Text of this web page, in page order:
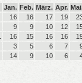
Jan. Feb. März. Apr.
16 16 17 19
9 9 10 12
16 15 16 16
3 5 6 7
14 9 10 6